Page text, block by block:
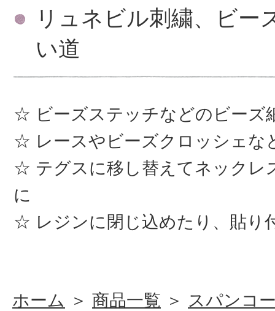
リュネビル刺繍、ビー
い道
ビーズステッチなどのビーズ
レースやビーズクロッシェな
テグスに移し替えてネックレ
に
レジンに閉じ込めたり、貼り
ホーム ＞ 商品一覧 ＞ スパンコ